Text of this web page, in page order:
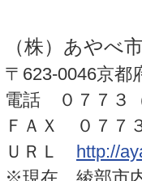
（株）あやべ
〒623-0046京都
電話 ０７７
ＦＡＸ ０７７
ＵＲＬ http://